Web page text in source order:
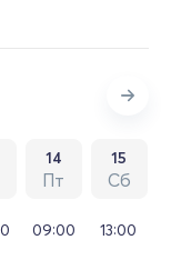
14
Пт
15
Сб
09:00 13:00